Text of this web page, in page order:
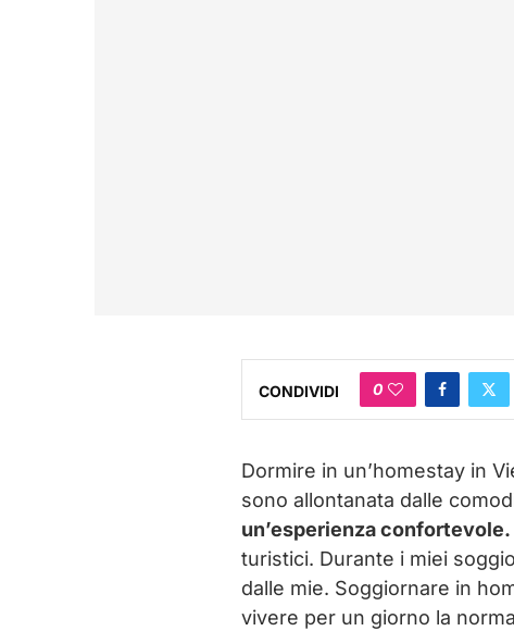
CONDIVIDI 0
Dormire in un’homestay in
sono allontanata dalle
un’esperienza confortevole.
turistici. Durante i miei
dalle mie. Soggiornare in
vivere per un giorno la